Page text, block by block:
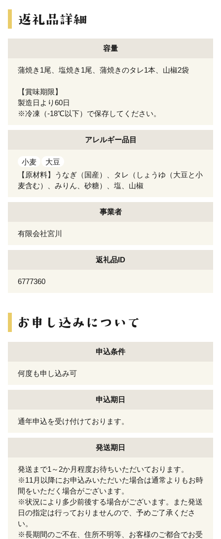
容量
蒲焼き1尾、塩焼き1尾、蒲焼きのタレ1本、山椒2袋
【賞味期限】
製造日より60日
※冷凍（-18℃以下）で保存してください。
アレルギー品目
小麦
大豆
【原材料】うなぎ（国産）、タレ（しょうゆ（大豆と小
麦含む）、みりん、砂糖）、塩、山椒
事業者
有限会社宮川
返礼品ID
6777360
申込条件
何度も申し込み可
申込期日
通年申込を受け付けております。
発送期日
発送まで1～2か月程度お待ちいただいております。
※11月以降にお申込みいただいた場合は通常よりもお時
間をいただく場合がございます。
※状況により多少前後する場合がございます。また発送
日の指定は行っておりませんので、予めご了承くださ
い。
※長期間のご不在、住所不明等、お客様のご都合でお受